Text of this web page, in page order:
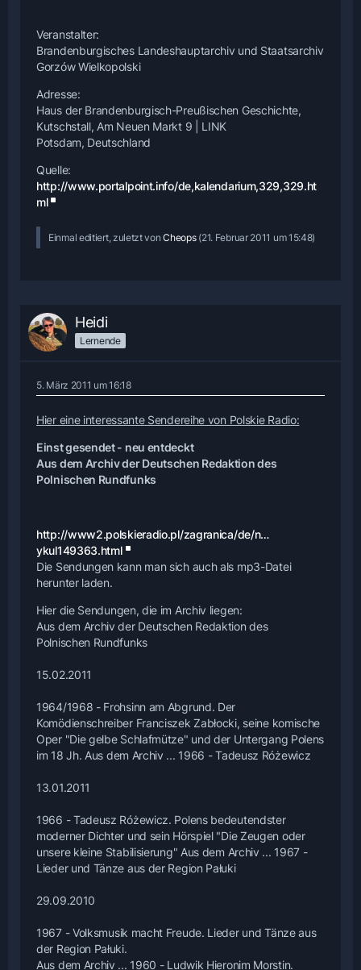
Veranstalter:
Brandenburgisches Landeshauptarchiv und Staatsarchiv
Gorzów Wielkopolski
Adresse:
Haus der Brandenburgisch-Preußischen Geschichte,
Kutschstall, Am Neuen Markt 9 | LINK
Potsdam, Deutschland
Quelle:
http://www.portalpoint.info/de,kalendarium,329,329.ht
ml
Einmal editiert, zuletzt vonCheops(21. Februar 2011 um 15:48)
Heidi
Lernende
5. März 2011 um 16:18
Hier eine interessante Sendereihe von Polskie Radio:
Einst gesendet - neu entdeckt
Aus dem Archiv der Deutschen Redaktion des
Polnischen Rundfunks
http://www2.polskieradio.pl/zagranica/de/n…
ykul149363.html
Die Sendungen kann man sich auch als mp3-Datei
herunter laden.
Hier die Sendungen, die im Archiv liegen:
Aus dem Archiv der Deutschen Redaktion des
Polnischen Rundfunks
15.02.2011
1964/1968 - Frohsinn am Abgrund. Der
Komödienschreiber Franciszek Zabłocki, seine komische
Oper "Die gelbe Schlafmütze" und der Untergang Polens
im 18 Jh. Aus dem Archiv ... 1966 - Tadeusz Różewicz
13.01.2011
1966 - Tadeusz Różewicz. Polens bedeutendster
moderner Dichter und sein Hörspiel "Die Zeugen oder
unsere kleine Stabilisierung" Aus dem Archiv ... 1967 -
Lieder und Tänze aus der Region Pałuki
29.09.2010
1967 - Volksmusik macht Freude. Lieder und Tänze aus
der Region Pałuki.
Aus dem Archiv ... 1960 - Ludwik Hieronim Morstin.